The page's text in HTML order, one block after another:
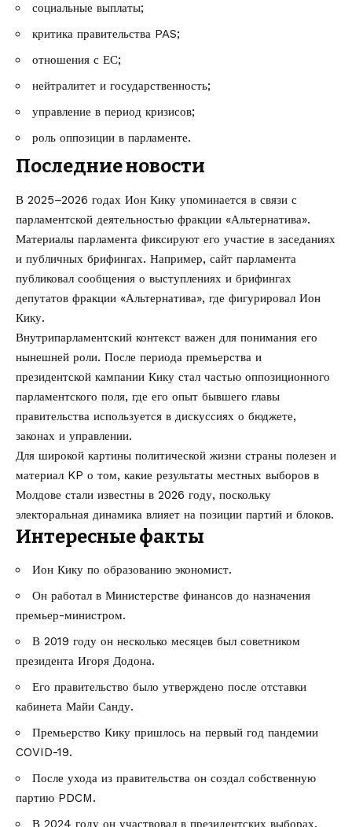
социальные выплаты;
критика правительства PAS;
отношения с ЕС;
нейтралитет и государственность;
управление в период кризисов;
роль оппозиции в парламенте.
Последние новости
В 2025–2026 годах Ион Кику упоминается в связи с
парламентской деятельностью фракции «Альтернатива».
Материалы парламента фиксируют его участие в заседаниях
и публичных брифингах. Например, сайт парламента
публиковал сообщения о выступлениях и брифингах
депутатов фракции «Альтернатива», где фигурировал Ион
Кику.
Внутрипарламентский контекст важен для понимания его
нынешней роли. После периода премьерства и
президентской кампании Кику стал частью оппозиционного
парламентского поля, где его опыт бывшего главы
правительства используется в дискуссиях о бюджете,
законах и управлении.
Для широкой картины политической жизни страны полезен и
материал KP о том, какие результаты местных выборов в
Молдове стали известны в 2026 году, поскольку
электоральная динамика влияет на позиции партий и блоков.
Интересные факты
Ион Кику по образованию экономист.
Он работал в Министерстве финансов до назначения
премьер-министром.
В 2019 году он несколько месяцев был советником
президента Игоря Додона.
Его правительство было утверждено после отставки
кабинета Майи Санду.
Премьерство Кику пришлось на первый год пандемии
COVID-19.
После ухода из правительства он создал собственную
партию PDCM.
В 2024 году он участвовал в президентских выборах.